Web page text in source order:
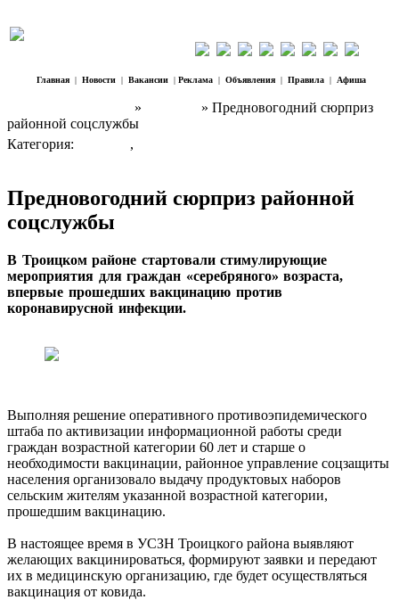
Главная | Новости | Вакансии | Реклама | Объявления | Правила | Афиша
»
» Предновогодний сюрприз
районной соцслужбы
Категория:
,
Предновогодний сюрприз районной
соцслужбы
В Троицком районе стартовали стимулирующие
мероприятия для граждан «серебряного» возраста,
впервые прошедших вакцинацию против
коронавирусной инфекции.
Выполняя решение оперативного противоэпидемического
штаба по активизации информационной работы среди
граждан возрастной категории 60 лет и старше о
необходимости вакцинации, районное управление соцзащиты
населения организовало выдачу продуктовых наборов
сельским жителям указанной возрастной категории,
прошедшим вакцинацию.
В настоящее время в УСЗН Троицкого района выявляют
желающих вакцинироваться, формируют заявки и передают
их в медицинскую организацию, где будет осуществляться
вакцинация от ковида.